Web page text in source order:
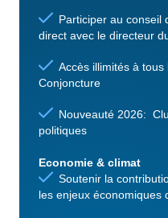
Participer au conseil
direct avec le directeur
Accès illimités à
Conjoncture
Nouveauté 2026:
politiques
Economie & climat
Soutenir la
les enjeux économiques